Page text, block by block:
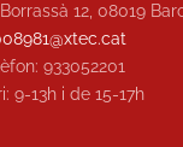
12, 08019
933052201
9-13h i de 15-17h